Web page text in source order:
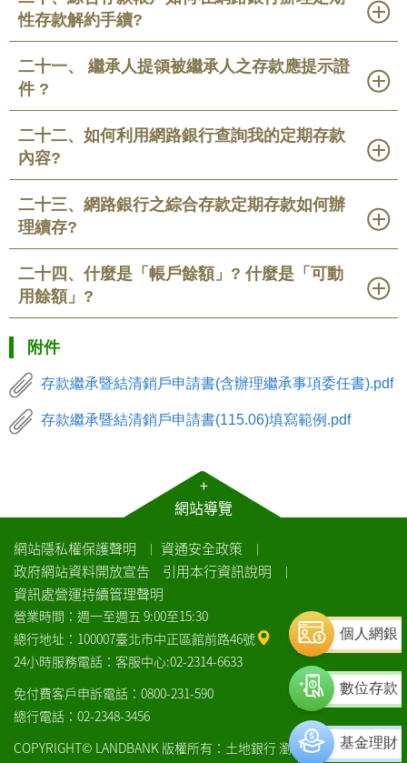
性存款解約手續?
二十一、 繼承人提領被繼承人之存款應提示證
件 ?
二十二、如何利用網路銀行查詢我的定期存款
內容?
二十三、網路銀行之綜合存款定期存款如何辦
理續存?
二十四、什麼是「帳戶餘額」? 什麼是「可動
用餘額」?
附件
存款繼承暨結清銷戶申請書(含辦理繼承事項委任書).pdf
存款繼承暨結清銷戶申請書(115.06)填寫範例.pdf
+
網站導覽
網站隱私權保護聲明 ｜ 資通安全政策 ｜
政府網站資料開放宣告 引用本行資訊說明 ｜
資訊處營運持續管理聲明
營業時間：週一至週五 9:00至15:30
總行地址：100007臺北市中正區館前路46號
24小時服務電話：客服中心:02-2314-6633
免付費客戶申訴電話：0800-231-590
總行電話：02-2348-3456
COPYRIGHT© LANDBANK 版權所有：土地銀行瀏覽器建議
個人網銀
數位存款
基金理財